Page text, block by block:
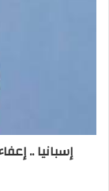
إسبانيا ..